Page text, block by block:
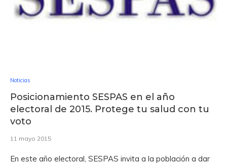
Noticias
Posicionamiento SESPAS en el año
electoral de 2015. Protege tu salud con tu
voto
11 mayo 2015
En este año electoral, SESPAS invita a la población a dar